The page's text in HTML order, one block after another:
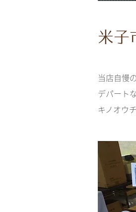
米子
当店自慢
デパート
キノオウ